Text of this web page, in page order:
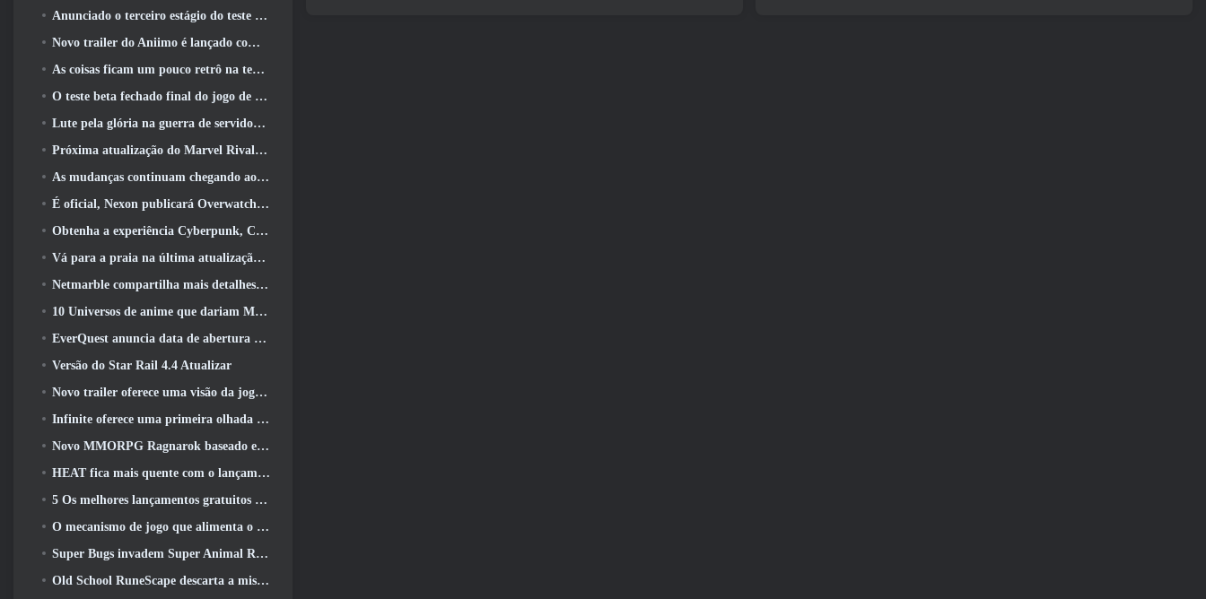
Anunciado o terceiro estágio do teste beta fechado das batalhas de infantaria do War Thunder
Novo trailer do Aniimo é lançado com o lançamento do último teste beta fechado
As coisas ficam um pouco retrô na temporada final 11 Atualizar
O teste beta fechado final do jogo de tiro F2P da Nexon Sudden Attack Zero Point começou hoje
Lute pela glória na guerra de servidores do Lineage II
Próxima atualização do Marvel Rivals leva a luta até os deuses
As mudanças continuam chegando ao RuneScape. Desta vez é a habitação do jogador
É oficial, Nexon publicará Overwatch na Coreia do Sul daqui para frente
Obtenha a experiência Cyberpunk, Completo com ciberpsicose, No próximo evento de crossover do Apex Legends
Vá para a praia na última atualização de Palia
Netmarble compartilha mais detalhes sobre o próximo jogo de nivelamento solo, Nivelamento Solo: KARMA na Anime Expo
10 Universos de anime que dariam MMOs incríveis
EverQuest anuncia data de abertura do segundo 2026 Servidor de expansão bloqueado por tempo
Versão do Star Rail 4.4 Atualizar
Novo trailer oferece uma visão da jogabilidade no Silver Palace
Infinite oferece uma primeira olhada no herói parecido com uma sereia chegando no SS13: Pós-luz
Novo MMORPG Ragnarok baseado em navegador, Anunciado o Universo Ragnarok
HEAT fica mais quente com o lançamento de um novo mapa do deserto
5 Os melhores lançamentos gratuitos para jogar 2025, Ainda vale a pena jogar 2026?
O mecanismo de jogo que alimenta o universo de fragmentos únicos do Eve Online agora é de código aberto
Super Bugs invadem Super Animal Royale na atualização ‘Super Natural’
Old School RuneScape descarta a missão do Grande Mestre ‘The Blood Moon Rises’, Encerrando uma missão de 20 anos